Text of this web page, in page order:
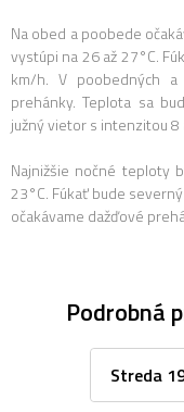
Na obed a poobede
vystúpi na 26 až 27°C.
km/h. V poobedných a
prehánky. Teplota sa
južný vietor s intenzitou 8
Najnižšie nočné teploty
23°C. Fúkať bude
očakávame dažďové
Podrobná